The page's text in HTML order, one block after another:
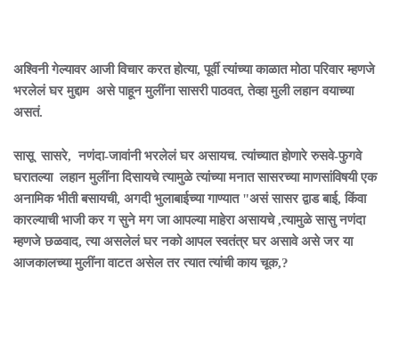
अश्विनी गेल्यावर आजी विचार करत होत्या, पूर्वी त्यांच्या काळात मोठा परिवार म्हणजे
भरलेलं घर मुद्दाम असे पाहून मुलींना सासरी पाठवत, तेव्हा मुली लहान वयाच्या
असतं.
सासू सासरे, नणंदा-जावांनी भरलेलं घर असायच. त्यांच्यात होणारे रुसवे-फुगवे
घरातल्या लहान मुलींना दिसायचे त्यामुळे त्यांच्या मनात सासरच्या माणसांविषयी एक
अनामिक भीती बसायची, अगदी भुलाबाईच्या गाण्यात "असं सासर द्वाड बाई, किंवा
कारल्याची भाजी कर ग सुने मग जा आपल्या माहेरा असायचे ,त्यामुळे सासु नणंदा
म्हणजे छळवाद, त्या असलेलं घर नको आपल स्वतंत्र घर असावे असे जर या
आजकालच्या मुलींना वाटत असेल तर त्यात त्यांची काय चूक,?